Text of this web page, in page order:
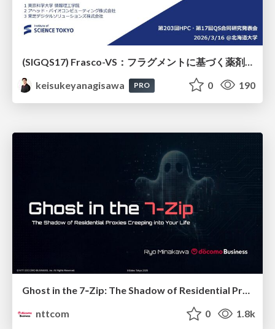
keisukeyanagisawa
PRO 0 190
Ghost in the 7‑Zip: The Shadow of Residential Proxies Creeping into Your Life
nttcom
0 1.8k